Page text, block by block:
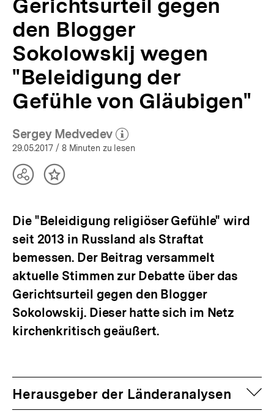
Blogger
Sokolowskij
wegen
"Beleidigung
der
Gefühle
Gläubigen"
Analysen
Gerichtsurteil gegen
den Blogger
Sokolowskij wegen
"Beleidigung der
Gefühle von Gläubigen"
Sergey Medvedev
(Mehr zum Autor)
öffnen
29.05.2017 / 8 Minuten zu lesen
TeilenInhalt
Die "Beleidigung religiöser Gefühle" wird
seit 2013 in Russland als Straftat
bemessen. Der Beitrag versammelt
aktuelle Stimmen zur Debatte über das
Gerichtsurteil gegen den Blogger
Sokolowskij. Dieser hatte sich im Netz
kirchenkritisch geäußert.
Herausgeber der Länderanalysen